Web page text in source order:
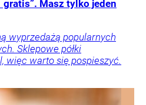
gratis”. Masz tylko jeden
wyprzedażą popularnych
Sklepowe półki
więc warto się pospieszyć.